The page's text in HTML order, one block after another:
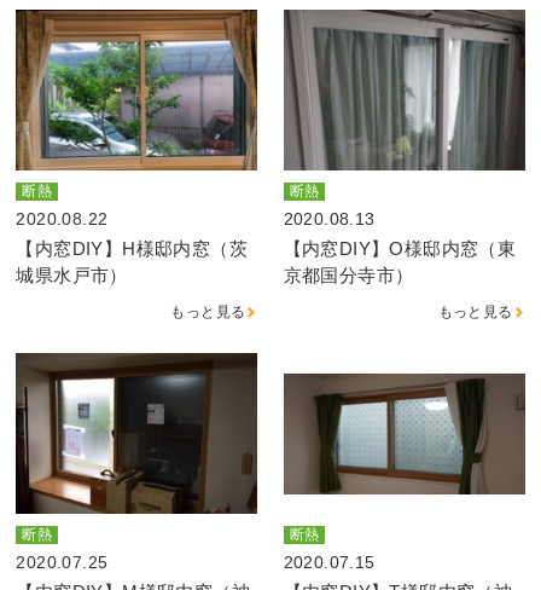
断熱
2020.08.22
【内窓DIY】H様邸内窓（茨
城県水戸市）
もっと見る
断熱
2020.08.13
【内窓DIY】O様邸内窓（東
京都国分寺市）
もっと見る
断熱
2020.07.25
断熱
2020.07.15